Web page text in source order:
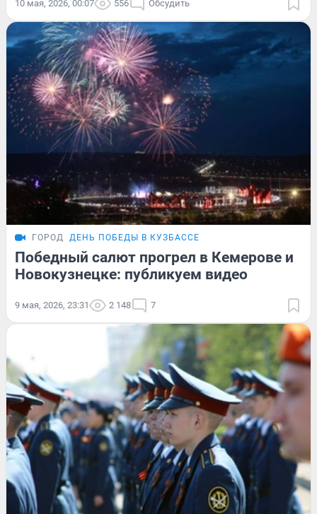
10 мая, 2026, 00:07 556 Обсудить
ГОРОД ДЕНЬ ПОБЕДЫ В КУЗБАССЕ
Победный салют прогрел в Кемерове и
Новокузнецке: публикуем видео
9 мая, 2026, 23:31 2 148 7